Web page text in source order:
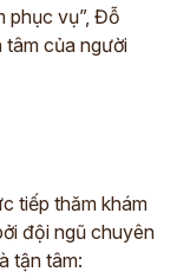
phục vụ”, Đỗ
tâm của người
tiếp thăm khám
đội ngũ chuyên
tận tâm: